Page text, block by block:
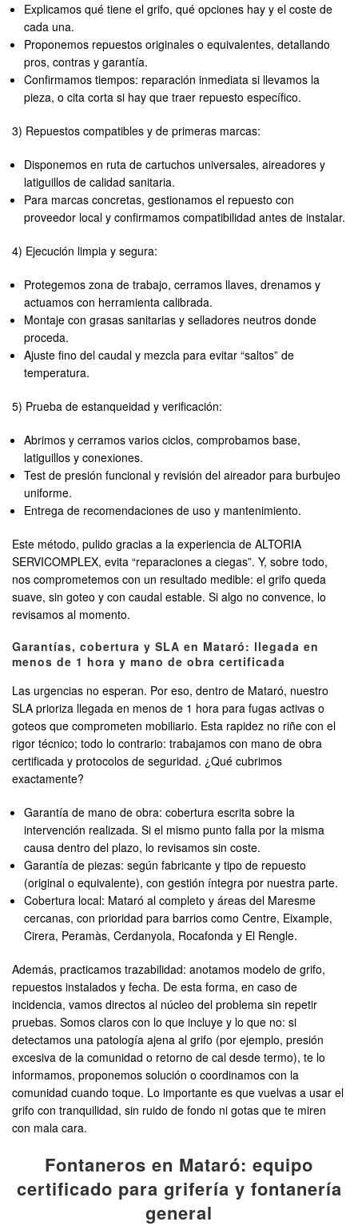
Explicamos qué tiene el grifo, qué opciones hay y el coste de
cada una.
Proponemos repuestos originales o equivalentes, detallando
pros, contras y garantía.
Confirmamos tiempos: reparación inmediata si llevamos la
pieza, o cita corta si hay que traer repuesto específico.
3) Repuestos compatibles y de primeras marcas:
Disponemos en ruta de cartuchos universales, aireadores y
latiguillos de calidad sanitaria.
Para marcas concretas, gestionamos el repuesto con
proveedor local y confirmamos compatibilidad antes de instalar.
4) Ejecución limpia y segura:
Protegemos zona de trabajo, cerramos llaves, drenamos y
actuamos con herramienta calibrada.
Montaje con grasas sanitarias y selladores neutros donde
proceda.
Ajuste fino del caudal y mezcla para evitar “saltos” de
temperatura.
5) Prueba de estanqueidad y verificación:
Abrimos y cerramos varios ciclos, comprobamos base,
latiguillos y conexiones.
Test de presión funcional y revisión del aireador para burbujeo
uniforme.
Entrega de recomendaciones de uso y mantenimiento.
Este método, pulido gracias a la experiencia de ALTORIA
SERVICOMPLEX, evita “reparaciones a ciegas”. Y, sobre todo,
nos comprometemos con un resultado medible: el grifo queda
suave, sin goteo y con caudal estable. Si algo no convence, lo
revisamos al momento.
Garantías, cobertura y SLA en Mataró: llegada en
menos de 1 hora y mano de obra certificada
Las urgencias no esperan. Por eso, dentro de Mataró, nuestro
SLA prioriza llegada en menos de 1 hora para fugas activas o
goteos que comprometen mobiliario. Esta rapidez no riñe con el
rigor técnico; todo lo contrario: trabajamos con mano de obra
certificada y protocolos de seguridad. ¿Qué cubrimos
exactamente?
Garantía de mano de obra: cobertura escrita sobre la
intervención realizada. Si el mismo punto falla por la misma
causa dentro del plazo, lo revisamos sin coste.
Garantía de piezas: según fabricante y tipo de repuesto
(original o equivalente), con gestión íntegra por nuestra parte.
Cobertura local: Mataró al completo y áreas del Maresme
cercanas, con prioridad para barrios como Centre, Eixample,
Cirera, Peramàs, Cerdanyola, Rocafonda y El Rengle.
Además, practicamos trazabilidad: anotamos modelo de grifo,
repuestos instalados y fecha. De esta forma, en caso de
incidencia, vamos directos al núcleo del problema sin repetir
pruebas. Somos claros con lo que incluye y lo que no: si
detectamos una patología ajena al grifo (por ejemplo, presión
excesiva de la comunidad o retorno de cal desde termo), te lo
informamos, proponemos solución o coordinamos con la
comunidad cuando toque. Lo importante es que vuelvas a usar el
grifo con tranquilidad, sin ruido de fondo ni gotas que te miren
con mala cara.
Fontaneros en Mataró: equipo
certificado para grifería y fontanería
general